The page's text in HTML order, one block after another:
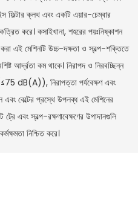
ফিল্টার ক্লথ এবং একটি এয়ার-চেম্বার
করে। কসাইখানা, শহরের পয়ঃনিষ্কাশন
এই মেশিনটি উচ্চ-দক্ষতা ও স্বল্প-শক্তিতে
আর্দ্রতা কম থাকে। নিরাপদ ও নিরবচ্ছিন্ন
dB(A)), নিরাপত্তা পর্যবেক্ষণ এবং
বেল্টের প্রস্থে উপলব্ধ এই মেশিনের
এবং স্বল্প-রক্ষণাবেক্ষণের উপাদানগুলি
নিশ্চিত করে।